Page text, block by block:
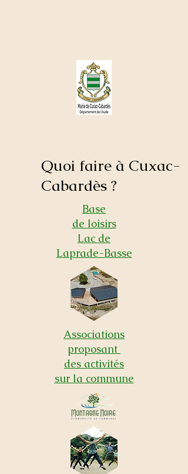
Quoi faire à Cuxac-
Cabardès ?
Base
de loisirs
Lac de
Laprade-Basse
Associations
proposant
des activités
sur la commune